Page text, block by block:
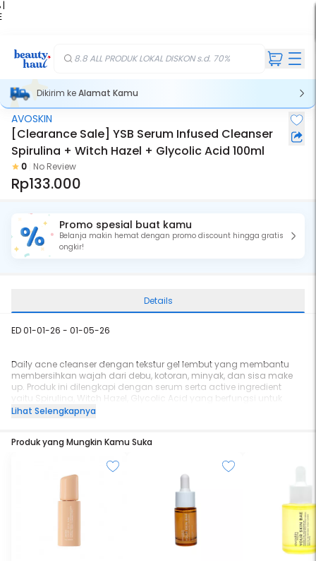
|
8.8 ALL PRODUK LOKAL DISKON s.d. 70%
Dikirim keAlamat Kamu
AVOSKIN
[Clearance Sale] YSB Serum Infused Cleanser
Spirulina + Witch Hazel + Glycolic Acid 100ml
0 No Review
Rp133.000
Promo spesial buat kamu
Belanja makin hemat dengan promo discount hingga gratis
ongkir!
Details
ED 01-01-26 - 01-05-26
Daily acne cleanser dengan tekstur gel lembut yang membantu
membersihkan wajah dari debu, kotoran, minyak, dan sisa make
up. Produk ini dilengkapi dengan serum serta active ingredient
yaitu Spirulina, Witch Hazel, Glycolic Acid yang berfungsi untuk
membersihkan pori-pori kulit, membantu mencegah timbulnya
Lihat Selengkapnya
Produk yang Mungkin Kamu Suka